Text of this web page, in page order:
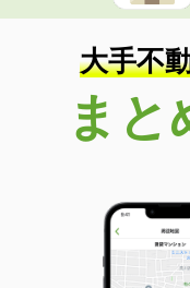
大手不
まと